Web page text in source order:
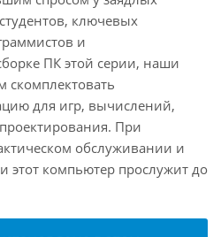
ключевых
и
ПК этой серии, наши
скомплектовать
для игр, вычислений,
При
обслуживании и
этот компьютер прослужит до